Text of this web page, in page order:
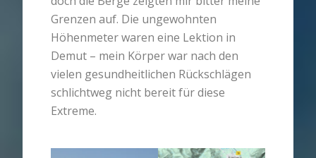
Grenzen auf. Die ungewohnten
Höhenmeter waren eine Lektion in
Demut – mein Körper war nach den
vielen gesundheitlichen Rückschlägen
schlichtweg nicht bereit für diese
Extreme.